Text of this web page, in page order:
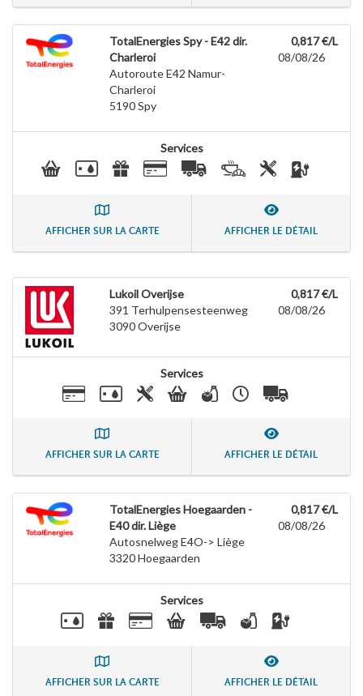
TotalEnergies Spy - E42 dir.
Charleroi
Autoroute E42 Namur-
Charleroi
5190Spy
0,817 €/L
08/08/26
Services
AFFICHER SUR LA CARTE AFFICHER LE DÉTAIL
Lukoil Overijse
391 Terhulpensesteenweg
3090Overijse
0,817 €/L
08/08/26
Services
AFFICHER SUR LA CARTE AFFICHER LE DÉTAIL
TotalEnergies Hoegaarden -
E40 dir. Liège
Autosnelweg E4O-> Liège
3320Hoegaarden
0,817 €/L
08/08/26
Services
AFFICHER SUR LA CARTE AFFICHER LE DÉTAIL